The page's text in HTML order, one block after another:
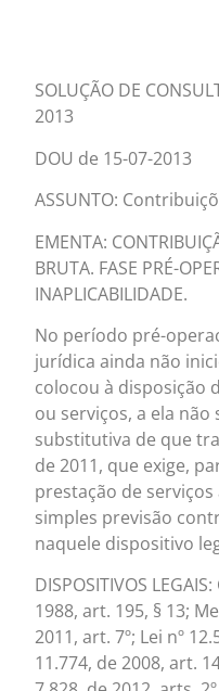
SOLUÇÃO DE
2013
DOU de 15-07-2013
ASSUNTO:
EMENTA:
BRUTA. FASE PRÉ-
INAPLICABILIDADE.
No período pré-
jurídica ainda não
colocou à disposição
ou serviços, a ela
substitutiva de que
de 2011, que exige,
prestação de
simples previsão
naquele dispositivo
DISPOSITIVOS
1988, art. 195, § 13;
2011, art. 7º; Lei nº
11.774, de 2008, art.